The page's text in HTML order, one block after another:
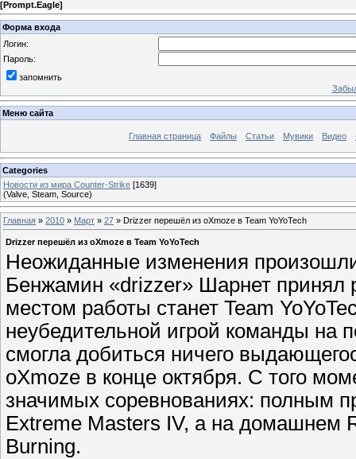
[Prompt.Eagle]
Форма входа
Логин:
Пароль:
запомнить
Меню сайта
Главная страница Файлы Статьи Мувики Видео
Categories
Новости из мира Counter-Strike [1639]
(Valve, Steam, Source)
Главная » 2010 » Март » 27 » Drizzer перешёл из oXmoze в Team YoYoTech
Drizzer перешёл из oXmoze в Team YoYoTech
Неожиданные изменения
Бенжамин «drizzer» Шарнет принял
местом работы станет Team
неубедительной игрой команды на
смогла добиться ничего
oXmoze в конце октября. С того
значимых соревнованиях: полным
Extreme Masters IV, а на домашнем
Burning.